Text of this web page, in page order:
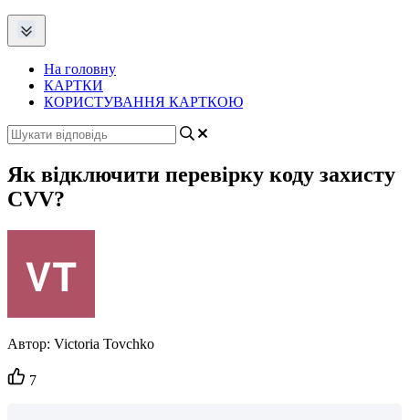
На головну
КАРТКИ
КОРИСТУВАННЯ КАРТКОЮ
Як відключити перевірку коду захисту
CVV?
Автор: Victoria Tovchko
Кількість
вподобайок:
7